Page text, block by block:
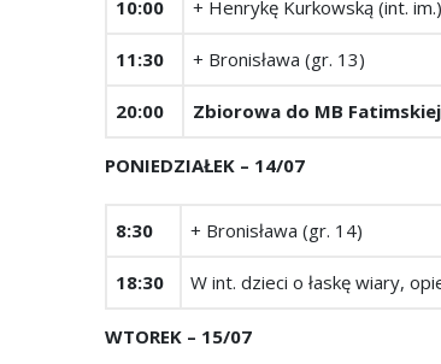
10:00 + Henrykę Kurkowską (int.
11:30 + Bronisława (gr. 13)
20:00 Zbiorowa do MB Fatimskiej
PONIEDZIAŁEK – 14/07
8:30 + Bronisława (gr. 14)
18:30 W int. dzieci o łaskę wiary,
WTOREK – 15/07